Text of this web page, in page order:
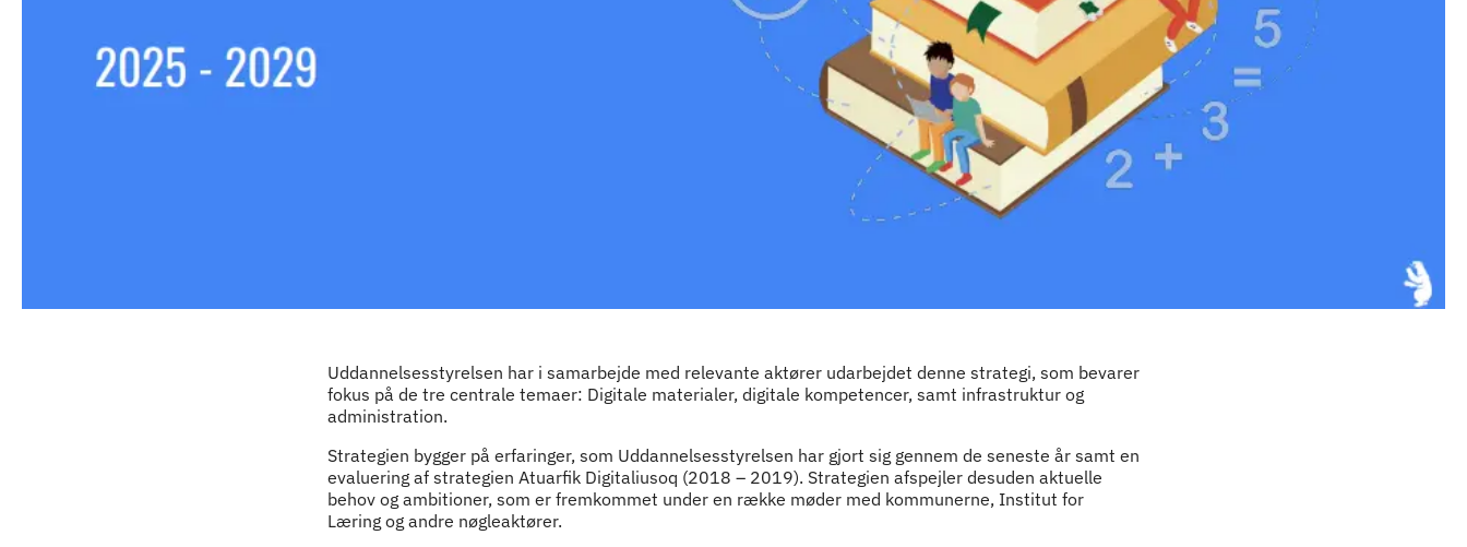
Uddannelsesstyrelsen har i samarbejde med relevante aktører udarbejdet denne strategi, som bevarer
fokus på de tre centrale temaer: Digitale materialer, digitale kompetencer, samt infrastruktur og
administration.
Strategien bygger på erfaringer, som Uddannelsesstyrelsen har gjort sig gennem de seneste år samt en
evaluering af strategien Atuarfik Digitaliusoq (2018 – 2019). Strategien afspejler desuden aktuelle
behov og ambitioner, som er fremkommet under en række møder med kommunerne, Institut for
Læring og andre nøgleaktører.